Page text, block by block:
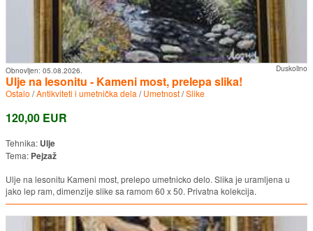
Duskolino
Obnovljen: 05.08.2026.
Ulje na lesonitu - Kameni most, prelepa slika!
Ostalo /Antikviteti i umetnička dela /Umetnost/Slike
120,00 EUR
Tehnika: Ulje
Tema: Pejzaž
Ulje na lesonitu Kameni most, prelepo umetnicko delo. Slika je uramljena u
jako lep ram, dimenzije slike sa ramom 60 x 50. Privatna kolekcija.